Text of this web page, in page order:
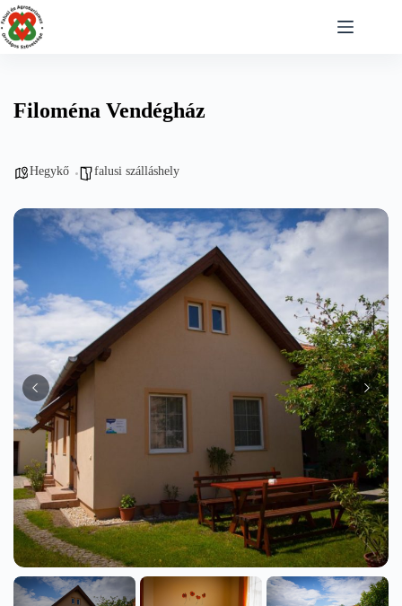
Skip
to
content
Filoména Vendégház
Hegykő falusi szálláshely